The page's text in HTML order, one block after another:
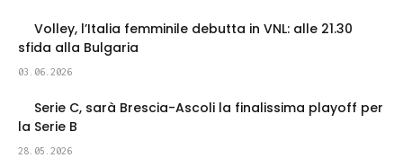
Volley, l’Italia femminile debutta in VNL: alle 21.30
sfida alla Bulgaria
03.06.2026
Serie C, sarà Brescia-Ascoli la finalissima playoff per
la Serie B
28.05.2026